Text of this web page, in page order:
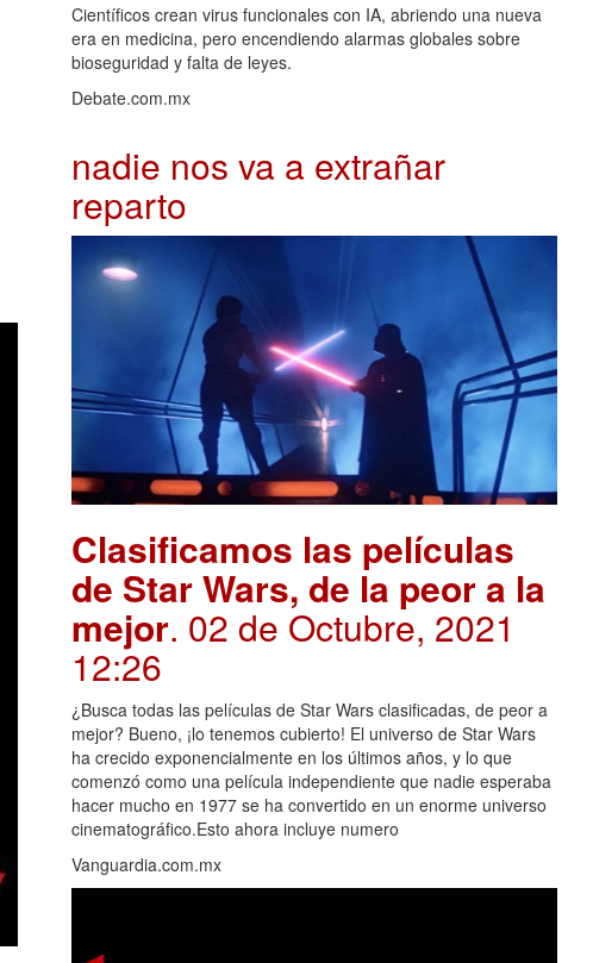
Científicos crean virus funcionales con IA, abriendo una nueva
era en medicina, pero encendiendo alarmas globales sobre
bioseguridad y falta de leyes.
Debate.com.mx
nadie nos va a extrañar
reparto
Clasificamos las películas
de Star Wars, de la peor a la
mejor. 02 de Octubre, 2021
12:26
¿Busca todas las películas de Star Wars clasificadas, de peor a
mejor? Bueno, ¡lo tenemos cubierto! El universo de Star Wars
ha crecido exponencialmente en los últimos años, y lo que
comenzó como una película independiente que nadie esperaba
hacer mucho en 1977 se ha convertido en un enorme universo
cinematográfico.Esto ahora incluye numero
Vanguardia.com.mx